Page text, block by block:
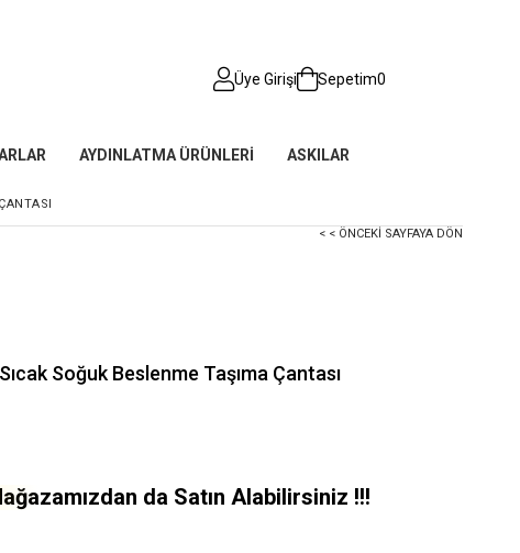
Üye Girişi Sepetim0
AYDINLATMA ÜRÜNLERİ ASKILAR
< < ÖNCEKI SAYFAYA DÖN
Soğuk Beslenme Taşıma Çantası
da Satın Alabilirsiniz !!!